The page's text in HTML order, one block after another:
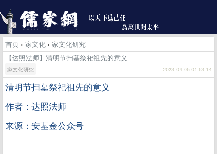
首页 › 家文化 › 家文化研究
【达照法师】清明节扫墓祭祀祖先的意义
家文化研究 2023-04-05 01:53:14
清明节扫墓祭祀祖先的意义
作者：达照法师
来源：安基金公众号